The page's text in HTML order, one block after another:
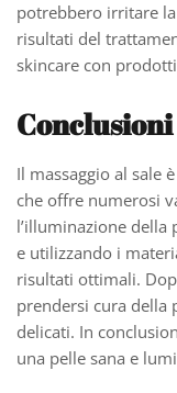
potrebbero irritare
risultati del
skincare con
Conclusioni
Il massaggio al sale
che offre numerosi
l’illuminazione della
e utilizzando i
risultati ottimali.
prendersi cura
delicati. In
una pelle sana e